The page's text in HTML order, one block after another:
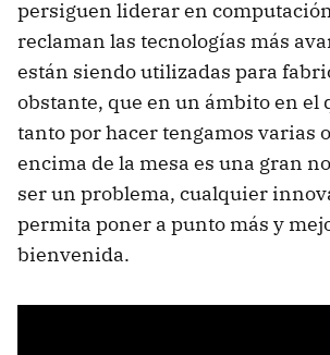
persiguen liderar en
reclaman las tecnologías más
están siendo utilizadas para
obstante, que en un ámbito en el
tanto por hacer tengamos varias
encima de la mesa es una gran
ser un problema, cualquier
permita poner a punto más y
bienvenida.